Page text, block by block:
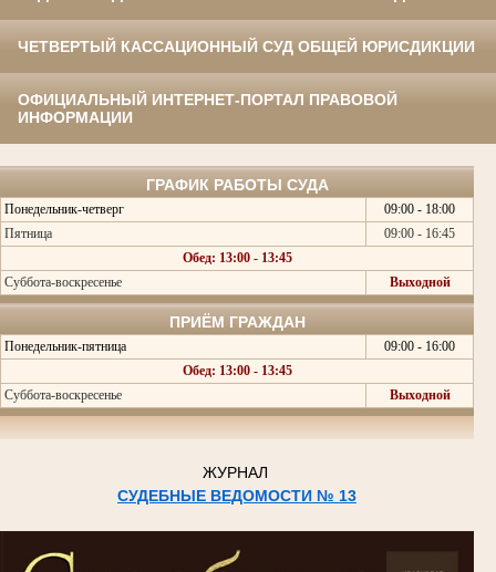
ЧЕТВЕРТЫЙ КАССАЦИОННЫЙ СУД ОБЩЕЙ ЮРИСДИКЦИИ
ОФИЦИАЛЬНЫЙ ИНТЕРНЕТ-ПОРТАЛ ПРАВОВОЙ
ИНФОРМАЦИИ
ГРАФИК РАБОТЫ СУДА
Понедельник-четверг
09:00 - 18:00
Пятница
09:00 - 16:45
Обед: 13:00 - 13:45
Суббота-воскресенье
Выходной
ПРИЁМ ГРАЖДАН
Понедельник-пятница
09:00 - 16:00
Обед: 13:00 - 13:45
Суббота-воскресенье
Выходной
ЖУРНАЛ
СУДЕБНЫЕ ВЕДОМОСТИ № 13